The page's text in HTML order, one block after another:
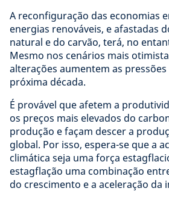
A reconfiguração das economias
energias renováveis, e afastadas
natural e do carvão, terá, no
Mesmo nos cenários mais
alterações aumentem as
próxima década.
É provável que afetem a
os preços mais elevados do
produção e façam descer a
global. Por isso, espera-se que a
climática seja uma força
estagflação uma combinação
do crescimento e a aceleração da